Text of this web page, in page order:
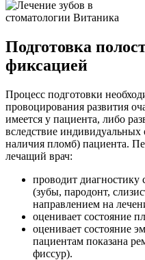
Подготовка
фиксацией
Процесс подготовки
провоцирования развития
имеется у пациента, либо
вследствие
наличия пломб) пациента.
лечащий врач:
проводит диагностику
(зубы, пародонт,
направлением на
оценивает состояние
оценивает состояние
пациентам показана
фиссур).